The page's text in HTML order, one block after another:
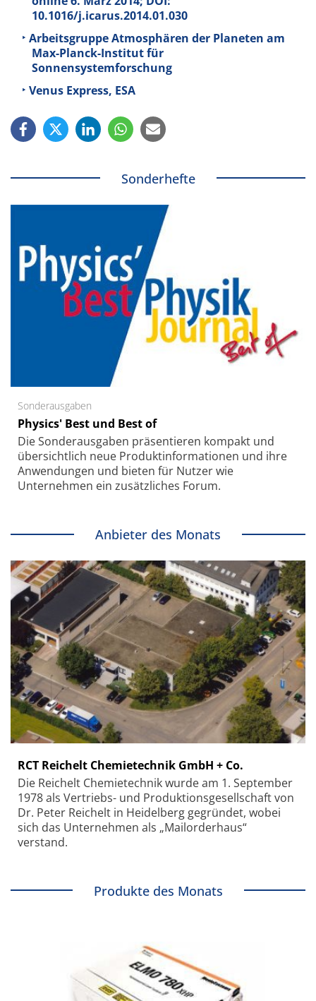
10.1016/j.icarus.2014.01.030
Arbeitsgruppe Atmosphären der Planeten am
Max-Planck-Institut für
Sonnensystemforschung
Venus Express, ESA
Sonderhefte
Sonderausgaben
Physics' Best und Best of
Die Sonder­ausgaben präsentieren kompakt und
übersichtlich neue Produkt­informationen und ihre
Anwendungen und bieten für Nutzer wie
Unternehmen ein zusätzliches Forum.
Anbieter des Monats
RCT Reichelt Chemietechnik GmbH + Co.
Die Reichelt Chemietechnik wurde am 1. September
1978 als Vertriebs- und Produktionsgesellschaft von
Dr. Peter Reichelt in Heidelberg gegründet, wobei
sich das Unternehmen als „Mailorderhaus“
verstand.
Produkte des Monats